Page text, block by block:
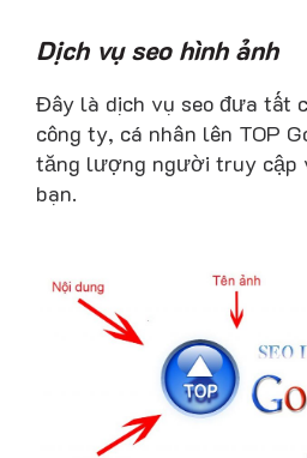
Dịch vụ seo hình ảnh
Đây là dịch vụ seo đưa tất
công ty, cá nhân lên TOP
tăng lượng người truy cập
bạn.